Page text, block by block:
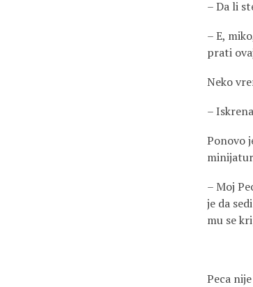
– Da li
– E,
prati
Neko
–
Ponovo
– Moj
je da
mu se
Peca